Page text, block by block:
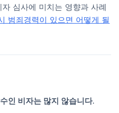
심사에 미치는 영향과 사례
범죄경력이 있으면 어떻게 될
인 비자는 많지 않습니다.